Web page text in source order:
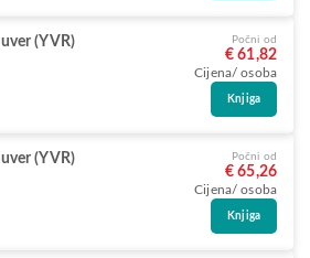
(YVR) Počni od
€ 61,82
Cijena/ osoba
Knjiga
(YVR) Počni od
€ 65,26
Cijena/ osoba
Knjiga